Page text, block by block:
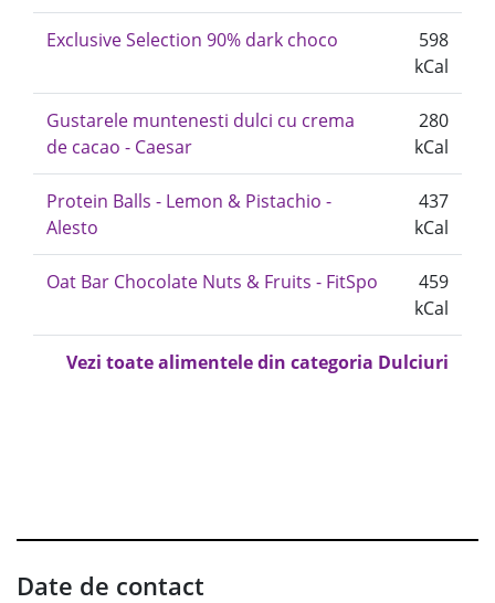
Exclusive Selection 90% dark choco
598
kCal
Gustarele muntenesti dulci cu crema
de cacao - Caesar
280
kCal
Protein Balls - Lemon & Pistachio -
Alesto
437
kCal
Oat Bar Chocolate Nuts & Fruits - FitSpo
459
kCal
Vezi toate alimentele din categoria Dulciuri
Date de contact